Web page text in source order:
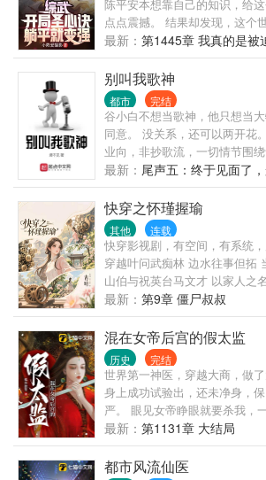
陈平安本想靠自己的知识，给
点点震撼。 结果却发现，这个
有点不同。 一个小乞丐说要给
叫黄蓉。 一身银衣的剑仙李寒
的房子。 写的仙剑话本因为结
要用小皮鞭抽他。 东方不败也
要请他吃绣花针。 随着找上门
安只得无奈大喊。 “我家真的住
现，让他躺平之余也能提升实
厨娘做的美食，看看焰灵姬跳
们总是对他图谋不轨。 甚至还
茬，对于这种人，陈平安只能送
最新： 第1445章 我真的是被
别叫我歌神
都市 完结
谷小白不想当歌神，他只想当
同意。 没关系，还可以两开花
业向，非抄歌流，一切情节围
足其他娱乐或商业领域。） 群
最新： 尾声五：终于见面了
快穿之怀瑾握瑜
其他 连载
快穿影视剧，有空间，有系统
穿越叶问武痴林 边水往事但拓
山伯与祝英台马文才 以家人之
南来北往汪新 一念关山元禄 欢
胡八一 云之羽宫子羽 小欢喜
很想你周政 hp詹姆斯波特 梦中
还有小世界会在简介更新 欢迎
最新： 第9章 僵尸叔叔
混在女帝后宫的假太监
历史 完结
世界第一神医，穿越大商，做
身上成功试验出，还未净身，
严。 眼见女帝睁眼就要杀我，
留一条小命，却不在自己掌控之
医，岂能稀里糊涂死掉？ 且看
的知识力量，改变一个王朝。
最新： 第1131章 大结局
都市风流仙医